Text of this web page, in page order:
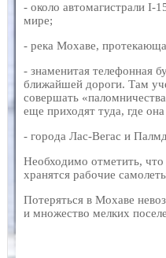
- около автомагистрали I-
мире;
- река Мохаве,
- знаменитая телефонная
ближайшей дороги. Там
совершать
еще приходят туда, где она
- города Лас-Вегас и
Необходимо отметить,
хранятся рабочие
Потеряться в Мохаве
и множество мелких